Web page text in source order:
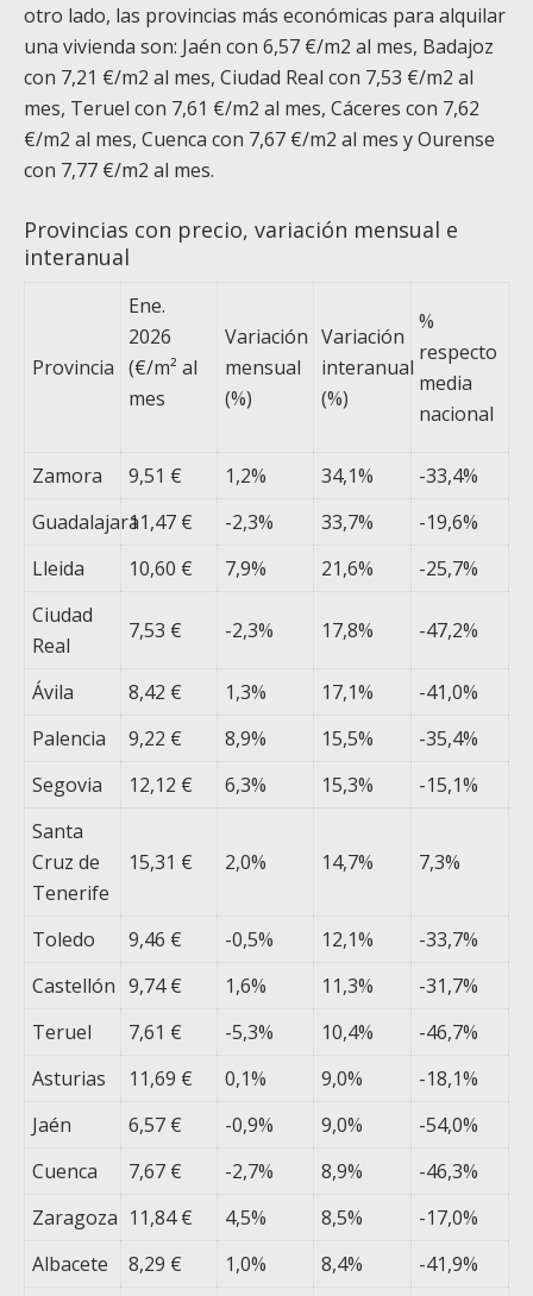
otro lado, las provincias más económicas para alquilar
una vivienda son: Jaén con 6,57 €/m2 al mes, Badajoz
con 7,21 €/m2 al mes, Ciudad Real con 7,53 €/m2 al
mes, Teruel con 7,61 €/m2 al mes, Cáceres con 7,62
€/m2 al mes, Cuenca con 7,67 €/m2 al mes y Ourense
con 7,77 €/m2 al mes.
Provincias con precio, variación mensual e
interanual
Provincia
Ene.
2026
(€/m² al
mes
Variación
mensual
(%)
Variación
interanual
(%)
%
respecto
media
nacional
Zamora 9,51 € 1,2% 34,1%
-33,4%
Guadalajara11,47 € -2,3% 33,7%
-19,6%
Lleida
10,60 € 7,9% 21,6%
-25,7%
Ciudad
Real
7,53 € -2,3% 17,8% -47,2%
Ávila 8,42 € 1,3% 17,1%
-41,0%
Palencia
9,22 € 8,9% 15,5%
-35,4%
Segovia
12,12 € 6,3% 15,3%
-15,1%
Santa
Cruz de
Tenerife
15,31 € 2,0% 14,7% 7,3%
Toledo 9,46 € -0,5% 12,1%
-33,7%
Castellón 9,74 € 1,6% 11,3%
-31,7%
Teruel
7,61 € -5,3% 10,4%
-46,7%
Asturias
11,69 € 0,1% 9,0%
-18,1%
Jaén
6,57 € -0,9% 9,0%
-54,0%
Cuenca
7,67 € -2,7% 8,9%
-46,3%
Zaragoza 11,84 € 4,5% 8,5%
-17,0%
Albacete
8,29 € 1,0% 8,4%
-41,9%